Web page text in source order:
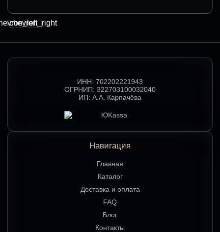
chevron_right
ИНН: 702202221943
ОГРНИП: 322703100032040
ИП: А.А. Карпачёва
Навигация
Главная
Каталог
Доставка и оплата
FAQ
Блог
Контакты